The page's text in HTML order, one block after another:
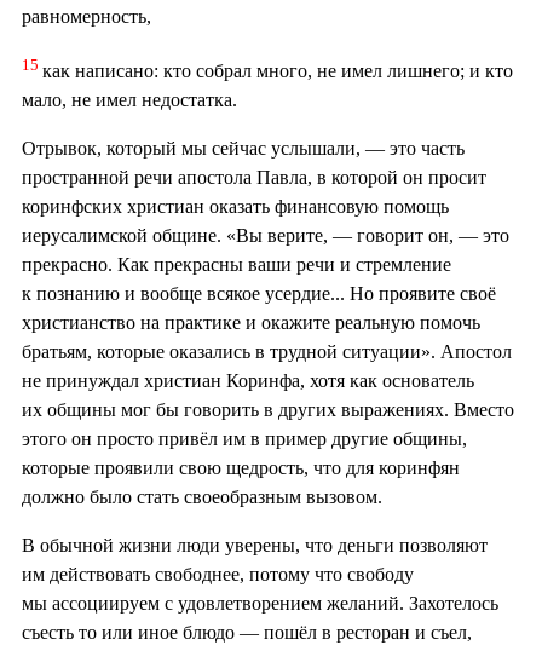
равномерность,
15 как написано: кто собрал много, не имел лишнего; и кто
мало, не имел недостатка.
Отрывок, который мы сейчас услышали, — это часть
пространной речи апостола Павла, в которой он просит
коринфских христиан оказать финансовую помощь
иерусалимской общине. «Вы верите, — говорит он, — это
прекрасно. Как прекрасны ваши речи и стремление
к познанию и вообще всякое усердие... Но проявите своё
христианство на практике и окажите реальную помочь
братьям, которые оказались в трудной ситуации». Апостол
не принуждал христиан Коринфа, хотя как основатель
их общины мог бы говорить в других выражениях. Вместо
этого он просто привёл им в пример другие общины,
которые проявили свою щедрость, что для коринфян
должно было стать своеобразным вызовом.
В обычной жизни люди уверены, что деньги позволяют
им действовать свободнее, потому что свободу
мы ассоциируем с удовлетворением желаний. Захотелось
съесть то или иное блюдо — пошёл в ресторан и съел,